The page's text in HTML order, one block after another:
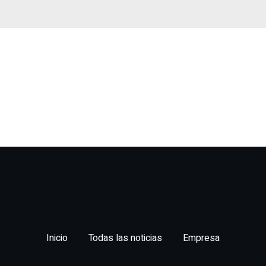
Inicio Todas las noticias Empresa